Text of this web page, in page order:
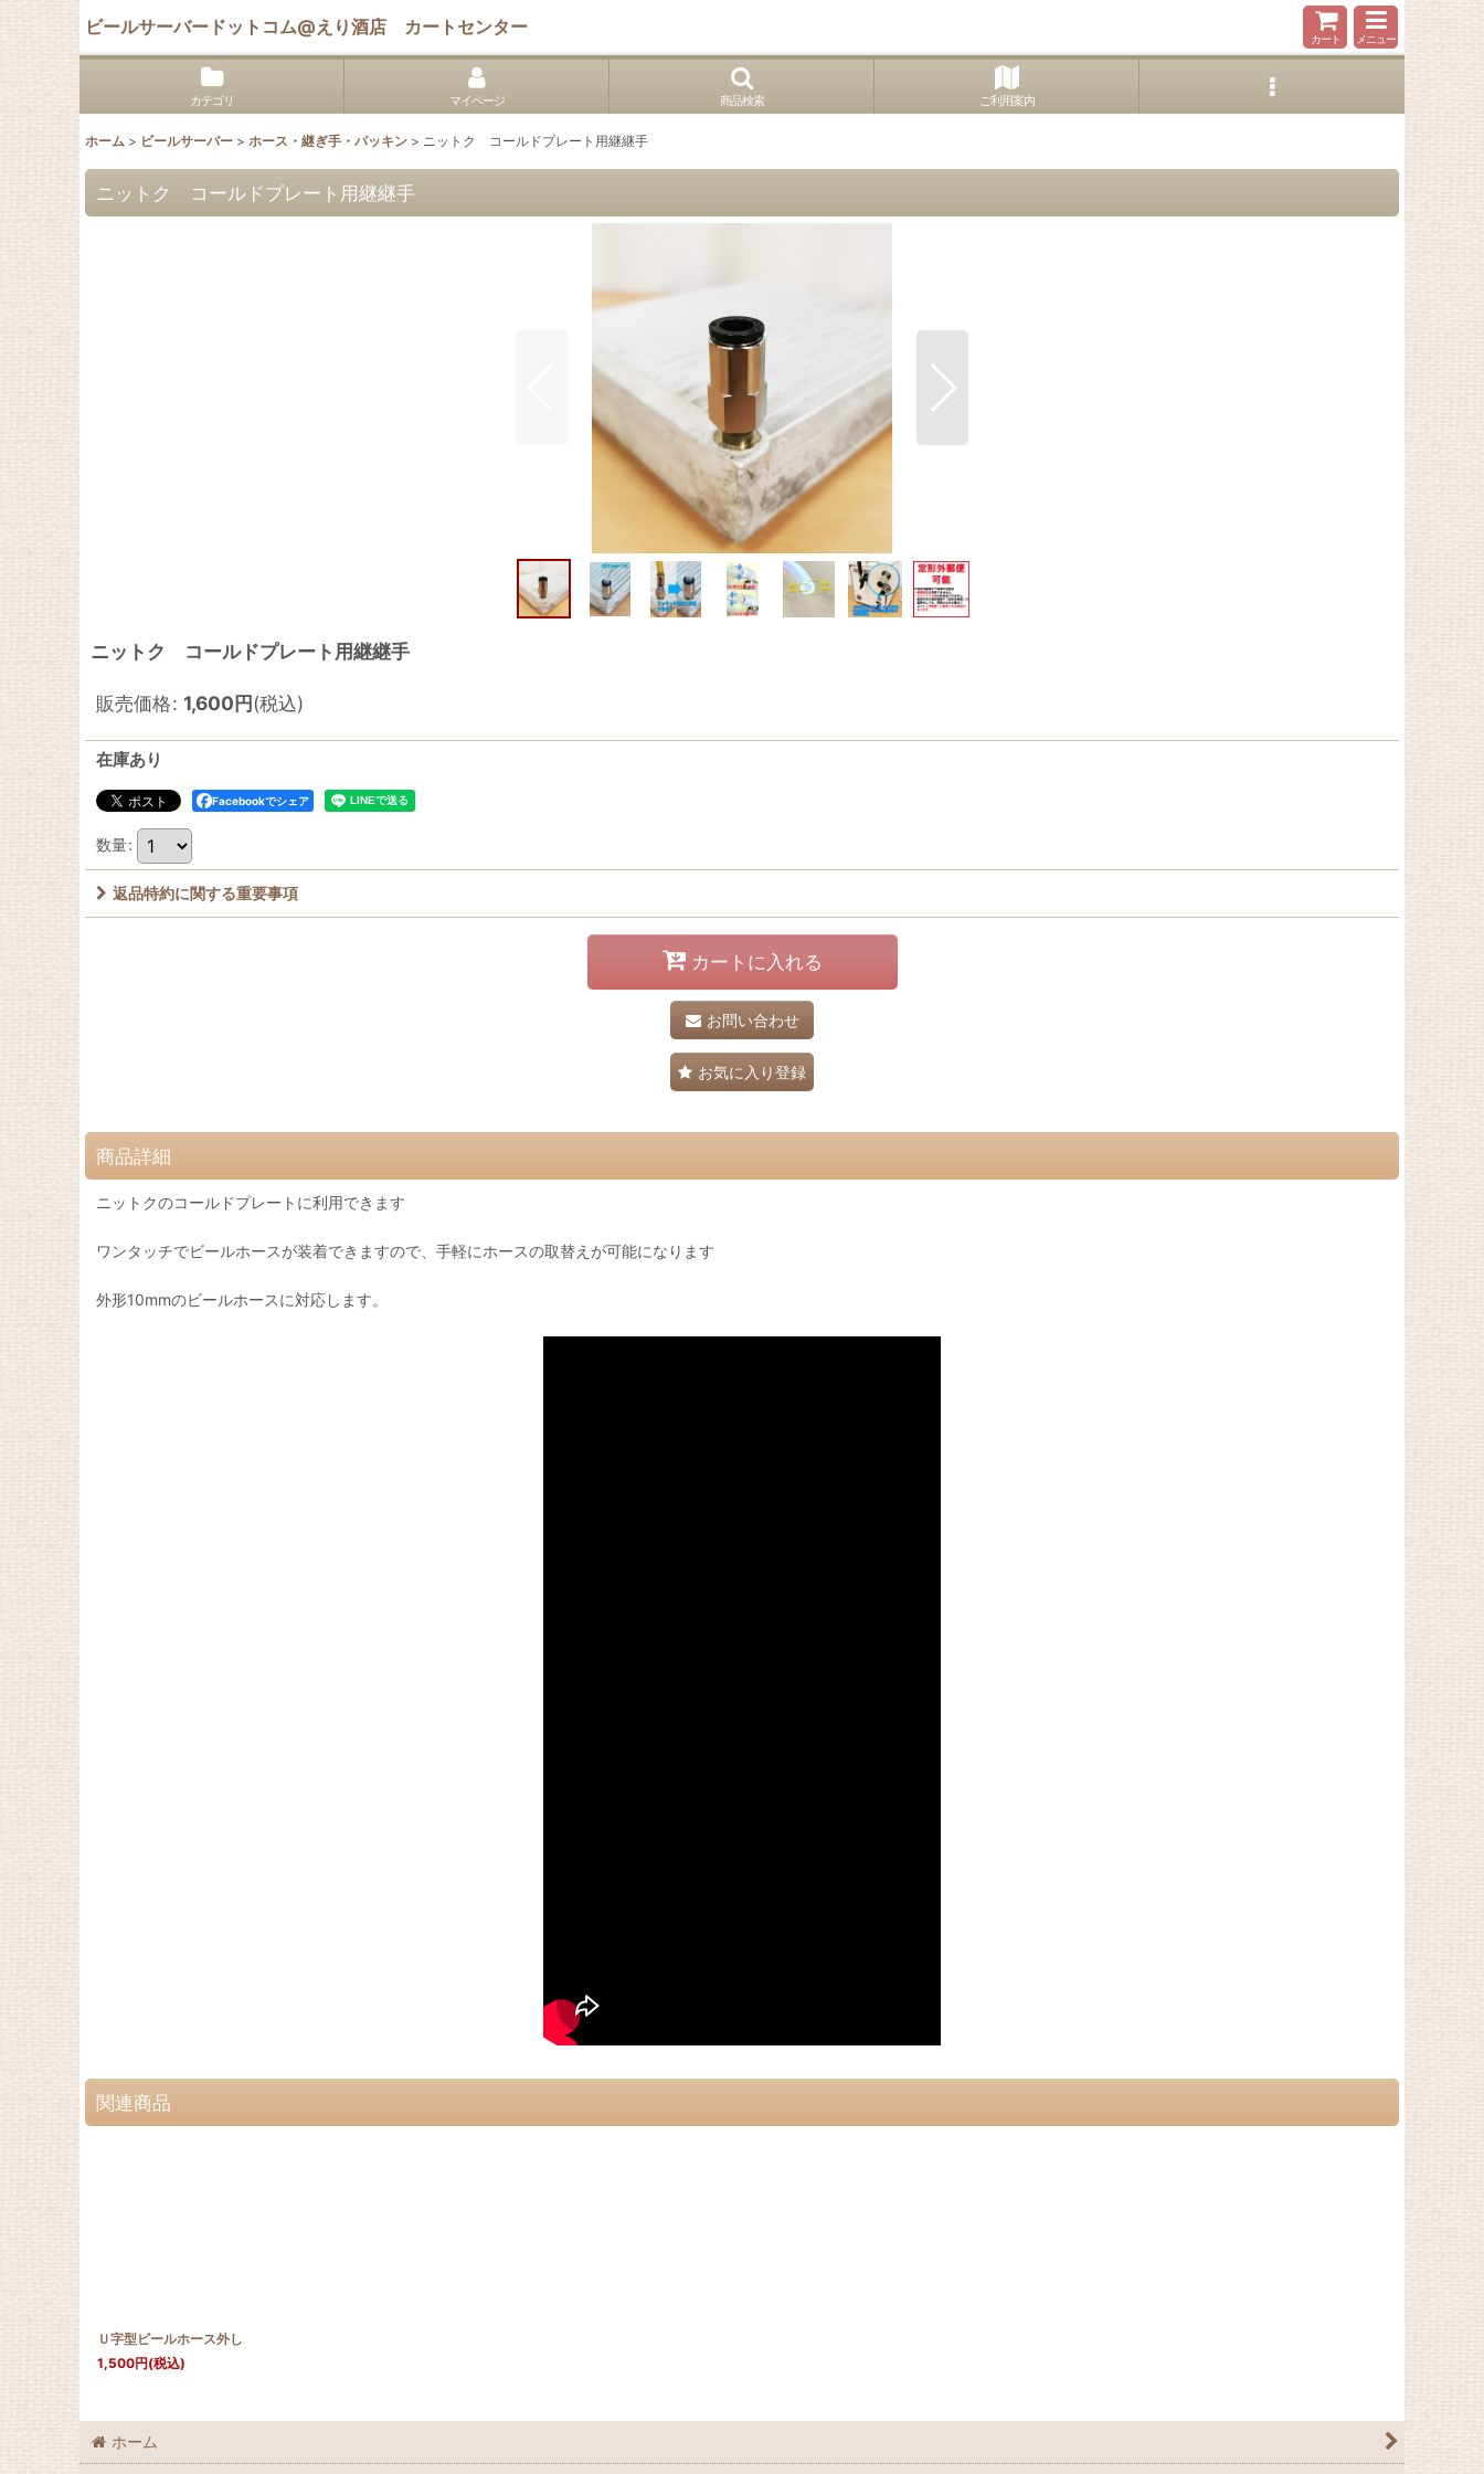
ビールサーバードットコム@えり酒店 カートセンター
カート メニュー
カテゴリ マイページ 商品検索 ご利用案内
ホーム > ビールサーバー > ホース・継ぎ手・パッキン > ニットク コールドプレート用継継手
ニットク コールドプレート用継継手
ニットク コールドプレート用継継手
販売価格: 1,600円(税込)
在庫あり
Facebookでシェア
数量:
返品特約に関する重要事項
カートに入れる
お問い合わせ
お気に入り登録
商品詳細
ニットクのコールドプレートに利用できます
ワンタッチでビールホースが装着できますので、手軽にホースの取替えが可能になります
外形10mmのビールホースに対応します。
関連商品
Ｕ字型ビールホース外し
1,500円(税込)
ホーム